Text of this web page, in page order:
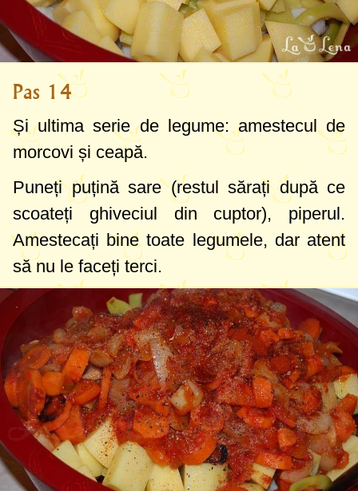
Pas 14
Și ultima serie de legume: amestecul de
morcovi și ceapă.
Puneți puțină sare (restul sărați după ce
scoateți ghiveciul din cuptor), piperul.
Amestecați bine toate legumele, dar atent
să nu le faceți terci.